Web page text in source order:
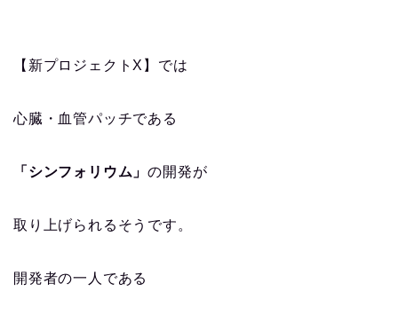
【新プロジェクトX】では
心臓・血管パッチである
「シンフォリウム」の開発が
取り上げられるそうです。
開発者の一人である